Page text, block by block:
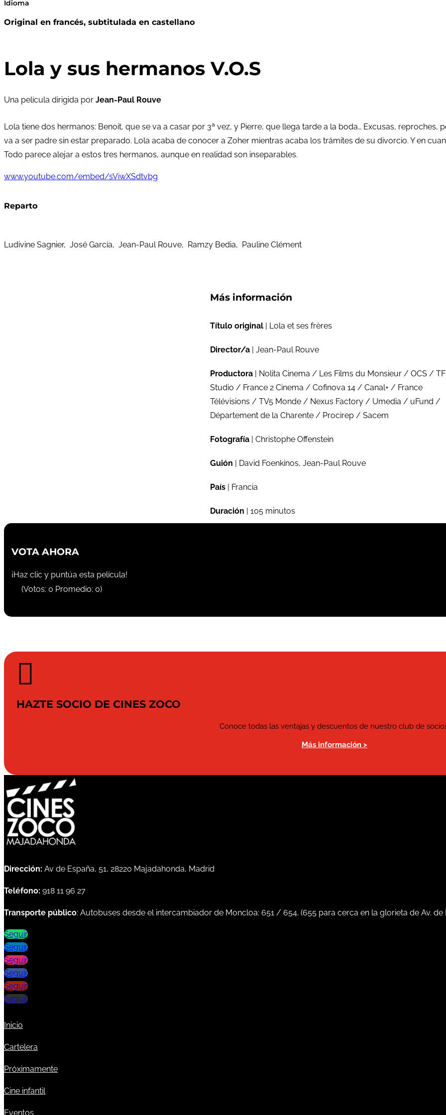
Idioma
Original en francés, subtitulada en castellano
Lola y sus hermanos V.O.S
Una película dirigida por Jean-Paul Rouve
Lola tiene dos hermanos: Benoit, que se va a casar por 3ª vez, y Pierre, que llega tarde a la boda… Excusas,
va a ser padre sin estar preparado. Lola acaba de conocer a Zoher mientras acaba los trámites de su divorcio. Y en
Todo parece alejar a estos tres hermanos, aunque en realidad son inseparables.
www.youtube.com/embed/sViwXSdtvbg
Reparto
Ludivine Sagnier, José García, Jean-Paul Rouve, Ramzy Bedia, Pauline Clément
Más información
Título original | Lola et ses frères
Director/a | Jean-Paul Rouve
Productora | Nolita Cinema / Les Films du Monsieur / OCS /
Studio / France 2 Cinema / Cofinova 14 / Canal+ / France
Télévisions / TV5 Monde / Nexus Factory / Umedia / uFund /
Département de la Charente / Procirep / Sacem
Fotografía | Christophe Offenstein
Guión | David Foenkinos, Jean-Paul Rouve
País | Francia
Duración | 105 minutos
VOTA AHORA
¡Haz clic y puntúa esta película!
(Votos: 0 Promedio: 0)

HAZTE SOCIO DE CINES ZOCO
Conoce todas las ventajas y descuentos de nuestro club de
Más información >
Dirección: Av de España, 51, 28220 Majadahonda, Madrid
Teléfono: 918 11 96 27
Transporte público: Autobuses desde el intercambiador de Moncloa: 651 / 654. (655 para cerca en la glorieta de Av. de
Seguir
Seguir
Seguir
Seguir
Seguir
Seguir
Inicio
Cartelera
Próximamente
Cine infantil
Eventos